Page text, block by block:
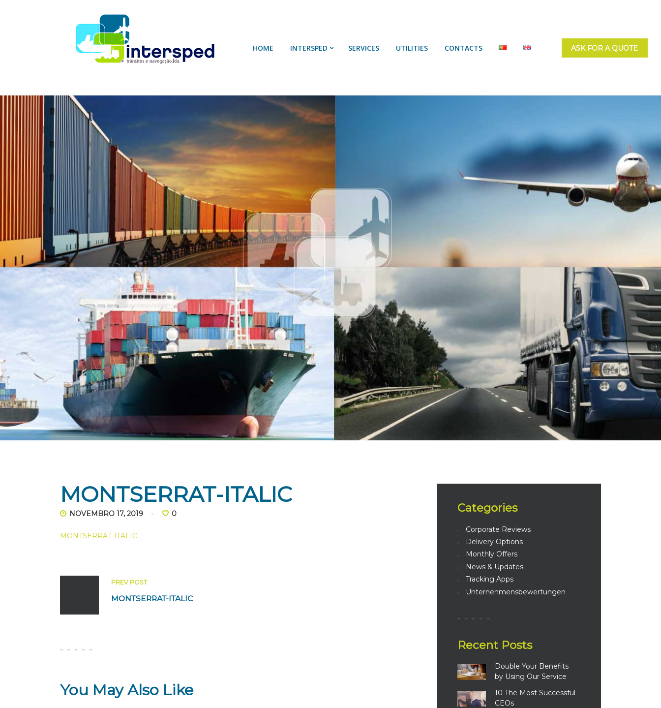
HOME INTERSPED SERVICES UTILITIES CONTACTS ASK FOR A QUOTE
SERVIÇOS
CONTACTOS
MONTSERRAT-ITALIC
NOVEMBRO 17, 2019 0
MONTSERRAT-ITALIC
PREV POST
MONTSERRAT-ITALIC
You May Also Like
Categories
Corporate Reviews
Delivery Options
Monthly Offers
News & Updates
Tracking Apps
Unternehmensbewertungen
Recent Posts
Double Your Benefits
by Using Our Service
10 The Most Successful
CEOs